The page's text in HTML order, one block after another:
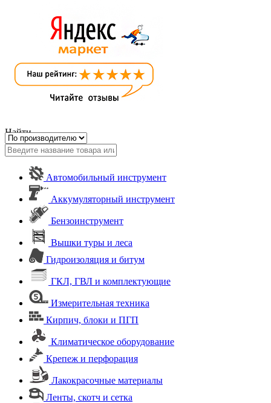
Найти
Автомобильный инструмент
Аккумуляторный инструмент
Бензоинструмент
Вышки туры и леса
Гидроизоляция и битум
ГКЛ, ГВЛ и комплектующие
Измерительная техника
Кирпич, блоки и ПГП
Климатическое оборудование
Крепеж и перфорация
Лакокрасочные материалы
Ленты, скотч и сетка